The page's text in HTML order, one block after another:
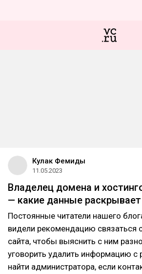
Кулак Фемиды
11.05.2023
Владелец домена и
— какие данные
Постоянные читатели нашего
видели рекомендацию связаться
сайта, чтобы выяснить с ним
уговорить удалить информацию с
найти администратора, если